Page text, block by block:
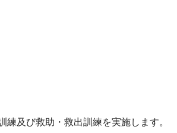
及び救助・救出訓練を実施します。